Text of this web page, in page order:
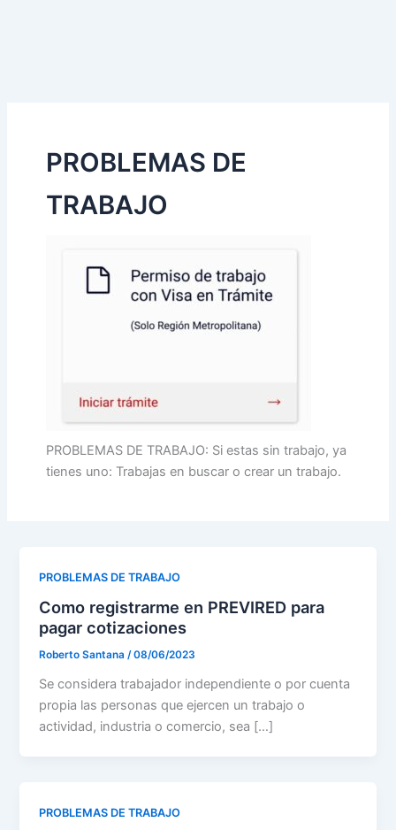
PROBLEMAS DE
TRABAJO
PROBLEMAS DE TRABAJO: Si estas sin trabajo, ya
tienes uno: Trabajas en buscar o crear un trabajo.
PROBLEMAS DE TRABAJO
Como registrarme en PREVIRED para
pagar cotizaciones
Roberto Santana/08/06/2023
Se considera trabajador independiente o por cuenta
propia las personas que ejercen un trabajo o
actividad, industria o comercio, sea […]
PROBLEMAS DE TRABAJO